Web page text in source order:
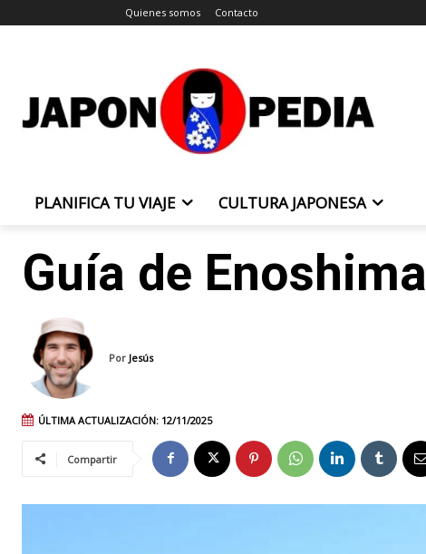
Quienes somos Contacto
PLANIFICA TU VIAJE CULTURA JAPONESA
Guía de Enoshima
Por Jesús
ÚLTIMA ACTUALIZACIÓN: 12/11/2025
Compartir